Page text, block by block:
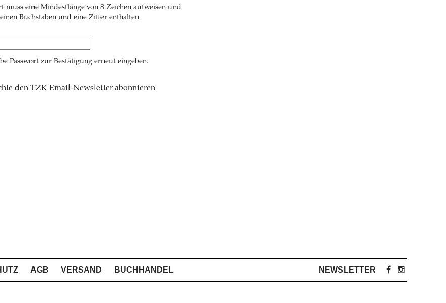
muss eine Mindestlänge von 8 Zeichen aufweisen und
Buchstaben und eine Ziffer enthalten
Passwort zur Bestätigung erneut eingeben.
den TZK Email-Newsletter abonnieren
AGB VERSAND BUCHHANDEL NEWSLETTER